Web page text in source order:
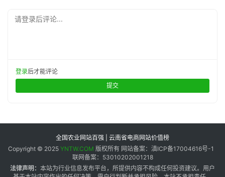
请登录后评论...
登录后才能评论
提交
全国农业网站百强 | 云南省电商网站价值榜
Copyright © 2025 YNTW.COM 版权所有 网站备案：滇ICP备17004616号-1
联网备案：53010202001218
法律声明： 本站为行业信息发布平台，所提供内容不构成任何投资建议。用户